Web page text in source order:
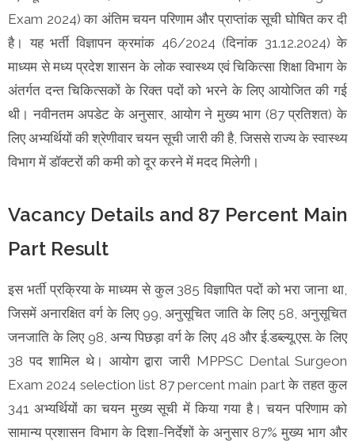
Exam 2024) का अंतिम चयन परिणाम और प्राप्तांक सूची घोषित कर दी
है। यह भर्ती विज्ञापन क्रमांक 46/2024 (दिनांक 31.12.2024) के
माध्यम से मध्य प्रदेश शासन के लोक स्वास्थ्य एवं चिकित्सा शिक्षा विभाग के
अंतर्गत दन्त चिकित्सकों के रिक्त पदों को भरने के लिए आयोजित की गई
थी। नवीनतम अपडेट के अनुसार, आयोग ने मुख्य भाग (87 प्रतिशत) के
लिए अभ्यर्थियों की श्रेणीवार चयन सूची जारी की है, जिससे राज्य के स्वास्थ्य
विभाग में डॉक्टरों की कमी को दूर करने में मदद मिलेगी।
Vacancy Details and 87 Percent Main
Part Result
इस भर्ती प्रक्रिया के माध्यम से कुल 385 विज्ञापित पदों को भरा जाना था,
जिसमें अनारक्षित वर्ग के लिए 99, अनुसूचित जाति के लिए 58, अनुसूचित
जनजाति के लिए 98, अन्य पिछड़ा वर्ग के लिए 48 और ई.डब्ल्यू.एस. के लिए
38 पद शामिल थे। आयोग द्वारा जारी MPPSC Dental Surgeon
Exam 2024 selection list 87 percent main part के तहत कुल
341 अभ्यर्थियों का चयन मुख्य सूची में किया गया है। चयन परिणाम को
सामान्य प्रशासन विभाग के दिशा-निर्देशों के अनुसार 87% मुख्य भाग और